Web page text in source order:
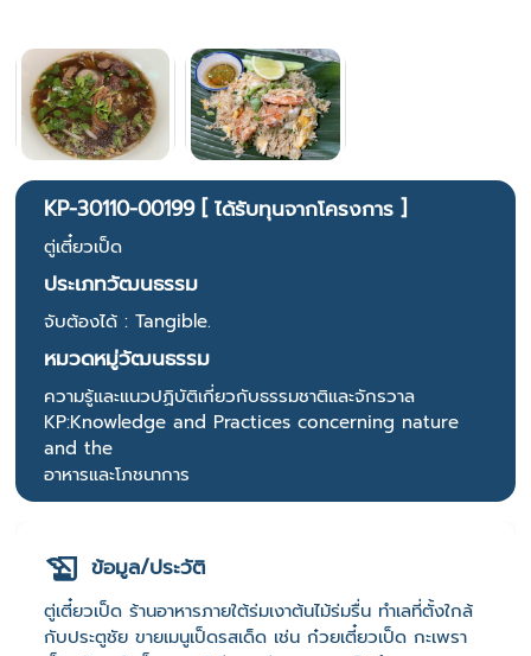
KP-30110-00199 [ ได้รับทุนจากโครงการ ]
ตู่เตี๋ยวเป็ด
ประเภทวัฒนธรรม
จับต้องได้ : Tangible.
หมวดหมู่วัฒนธรรม
ความรู้และแนวปฏิบัติเกี่ยวกับธรรมชาติและจักรวาล
KP:Knowledge and Practices concerning nature
and the
อาหารและโภชนาการ
ข้อมูล/ประวัติ
ตู่เตี๋ยวเป็ด ร้านอาหารภายใต้ร่มเงาต้นไม้ร่มรื่น ทำเลที่ตั้งใกล้
กับประตูชัย ขายเมนูเป็ดรสเด็ด เช่น ก๋วยเตี๋ยวเป็ด กะเพรา